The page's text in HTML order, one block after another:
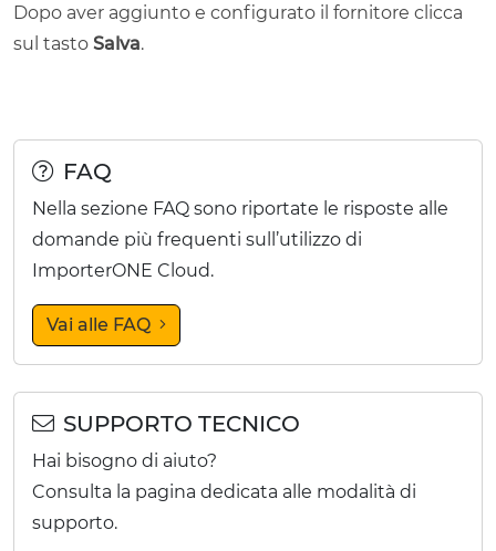
Dopo aver aggiunto e configurato il fornitore clicca
sul tasto Salva.
FAQ
Nella sezione FAQ sono riportate le risposte alle
domande più frequenti sull’utilizzo di
ImporterONE Cloud.
Vai alle FAQ
SUPPORTO TECNICO
Hai bisogno di aiuto?
Consulta la pagina dedicata alle modalità di
supporto.